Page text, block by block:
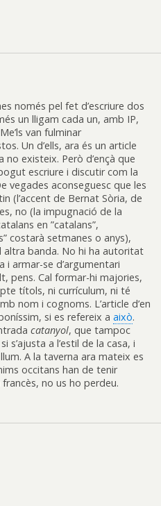
només pel fet d’escriure dos
un lligam cada un, amb IP,
van fulminar
Un d’ells, ara és un article
no existeix. Però d’ençà que
escriure i discutir com la
vegades aconseguesc que les
(l’accent de Bernat Sòria, de
no (la impugnació de la
en ”catalans”,
costarà setmanes o anys),
altra banda. No hi ha autoritat
i armar-se d’argumentari
pens. Cal formar-hi majories,
títols, ni currículum, ni té
nom i cognoms. L’article d’en
si es refereix a això.
catanyol, que tampoc
s’ajusta a l’estil de la casa, i
A la taverna ara mateix es
occitans han de tenir
no us ho perdeu.